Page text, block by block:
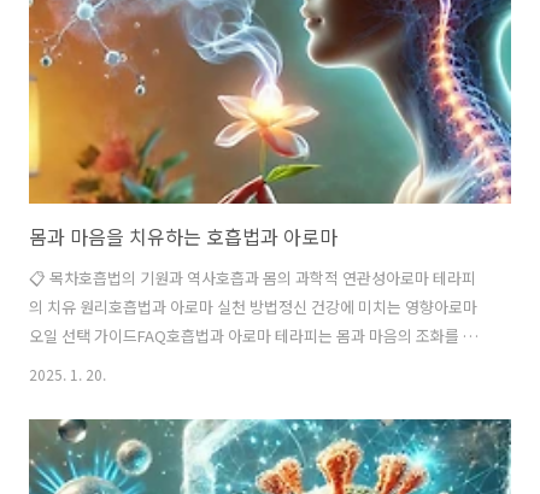
시키고 통증을 줄이는 데 도움을 줄 수 있답니다. 그럼 이제 편두통과 아
로마 테라피에 대해..
몸과 마음을 치유하는 호흡법과 아로마
📋 목차호흡법의 기원과 역사호흡과 몸의 과학적 연관성아로마 테라피
의 치유 원리호흡법과 아로마 실천 방법정신 건강에 미치는 영향아로마
오일 선택 가이드FAQ호흡법과 아로마 테라피는 몸과 마음의 조화를 이
루는 데 탁월한 효과를 보여요. 스트레스가 많은 현대 사회에서 이 두 가
심을 받고 있답니다. 호흡법은 인간이 본능적으로 행하는 호흡을 조절하
고 의식적으로 활용하여 심신의 건강을 증진하는 기술이에요. 이와 더불
어 아로마 테라피는 식물에서 추출한 천연 향기를 통해 감각과 정신에 긍
2025. 1. 20.